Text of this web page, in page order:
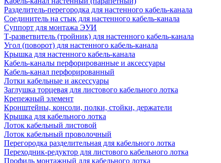
Разделитель-перегородка для настенного кабель-канала
Соединитель на стык для настенного кабель-канала
Суппорт для монтажа ЭУИ
Т-разветвитель (тройник) для настенного кабель-канала
Угол (поворот) для настенного кабель-канала
Крышка для настенного кабель-канала
Кабель-каналы перфорированные и аксессуары
Кабель-канал перфорированный
Лотки кабельные и аксессуары
Заглушка торцевая для листового кабельного лотка
Крепежный элемент
Кронштейны, консоли, полки, стойки, держатели
Крышка для кабельного лотка
Лоток кабельный листовой
Лоток кабельный проволочный
Перегородка разделительная для кабельного лотка
Переходник-редуктор для листового кабельного лотка
Профиль монтажный для кабельного лотка